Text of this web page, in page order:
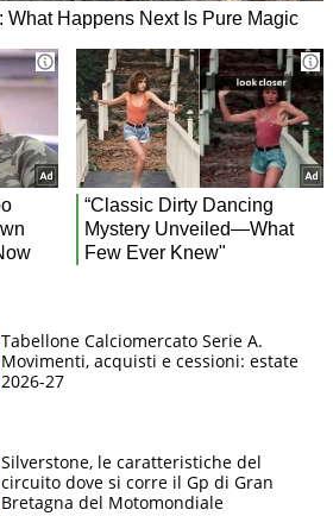
Tabellone Calciomercato Serie A.
Movimenti, acquisti e cessioni: estate
2026-27
Silverstone, le caratteristiche del
circuito dove si corre il Gp di Gran
Bretagna del Motomondiale